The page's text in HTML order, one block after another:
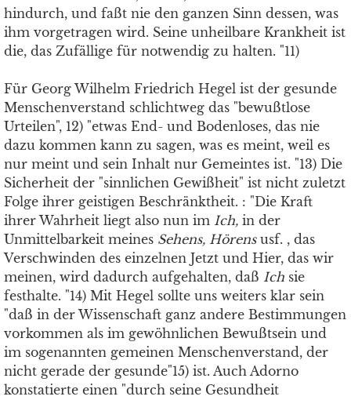
hindurch, und faßt nie den ganzen Sinn dessen, was
ihm vorgetragen wird. Seine unheilbare Krankheit ist
die, das Zufällige für notwendig zu halten. "11)
Für Georg Wilhelm Friedrich Hegel ist der gesunde
Menschenverstand schlichtweg das "bewußtlose
Urteilen", 12) "etwas End- und Bodenloses, das nie
dazu kommen kann zu sagen, was es meint, weil es
nur meint und sein Inhalt nur Gemeintes ist. "13) Die
Sicherheit der "sinnlichen Gewißheit" ist nicht zuletzt
Folge ihrer geistigen Beschränktheit. : "Die Kraft
ihrer Wahrheit liegt also nun im Ich, in der
Unmittelbarkeit meines Sehens, Hörens usf. , das
Verschwinden des einzelnen Jetzt und Hier, das wir
meinen, wird dadurch aufgehalten, daß Ich sie
festhalte. "14) Mit Hegel sollte uns weiters klar sein
"daß in der Wissenschaft ganz andere Bestimmungen
vorkommen als im gewöhnlichen Bewußtsein und
im sogenannten gemeinen Menschenverstand, der
nicht gerade der gesunde"15) ist. Auch Adorno
konstatierte einen "durch seine Gesundheit